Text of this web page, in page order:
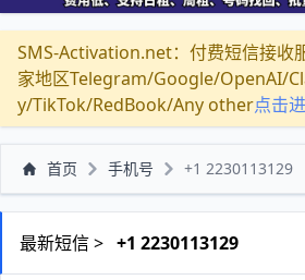
SMS-Activation.net：付费短信接收
家地区Telegram/Google/OpenAI/
y/TikTok/RedBook/Any other点击
首页 手机号 +1 2230113129
最新短信 > +1 2230113129